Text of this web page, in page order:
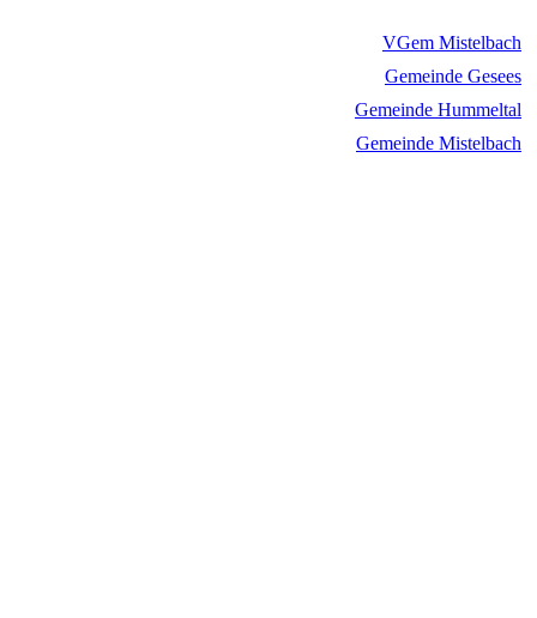
VGem Mistelbach
Gemeinde Gesees
Gemeinde Hummeltal
Gemeinde Mistelbach